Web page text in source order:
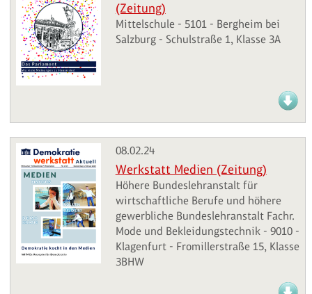
(Zeitung)
Mittelschule - 5101 - Bergheim bei
Salzburg - Schulstraße 1, Klasse 3A
08.02.24
Werkstatt Medien (Zeitung)
Höhere Bundeslehranstalt für
wirtschaftliche Berufe und höhere
gewerbliche Bundeslehranstalt Fachr.
Mode und Bekleidungstechnik - 9010 -
Klagenfurt - Fromillerstraße 15, Klasse
3BHW